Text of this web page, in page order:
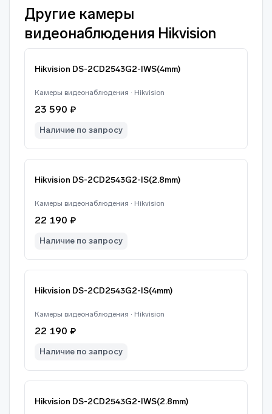
Другие камеры
видеонаблюдения Hikvision
Hikvision DS-2CD2543G2-IWS(4mm)
Камеры видеонаблюдения · Hikvision
23 590 ₽
Наличие по запросу
Hikvision DS-2CD2543G2-IS(2.8mm)
Камеры видеонаблюдения · Hikvision
22 190 ₽
Наличие по запросу
Hikvision DS-2CD2543G2-IS(4mm)
Камеры видеонаблюдения · Hikvision
22 190 ₽
Наличие по запросу
Hikvision DS-2CD2543G2-IWS(2.8mm)